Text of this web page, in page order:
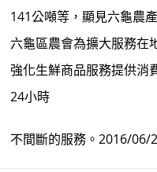
141公噸等，顯見六龜農
六龜區農會為擴大服務在
強化生鮮商品服務提供消
24小時
不間斷的服務。2016/06/